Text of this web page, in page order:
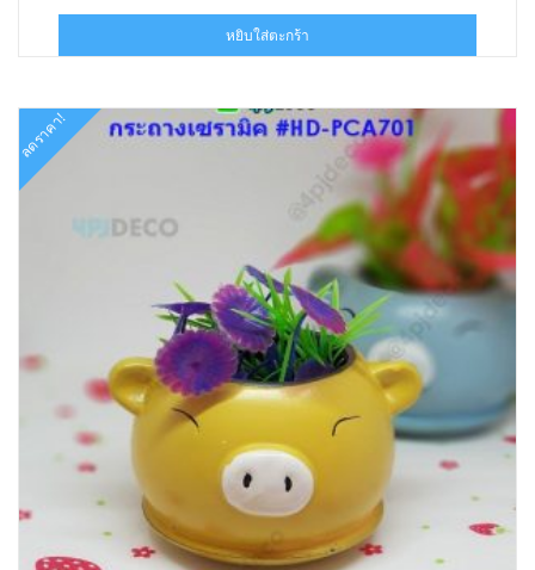
was:
฿180.00.฿89.00.
หยิบใส่ตะกร้า
ลดราคา!